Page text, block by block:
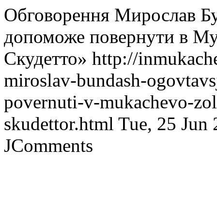
Обговорення Мирослав
допоможе повернути в
Скудетто» http://
miroslav-bundash-
povernuti-v-mukachevo-
skudettor.html Tue, 25 Jun
JComments